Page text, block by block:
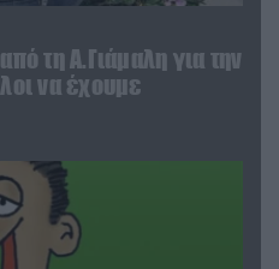
τη Α.Γιάμαλη για την
να έχουμε